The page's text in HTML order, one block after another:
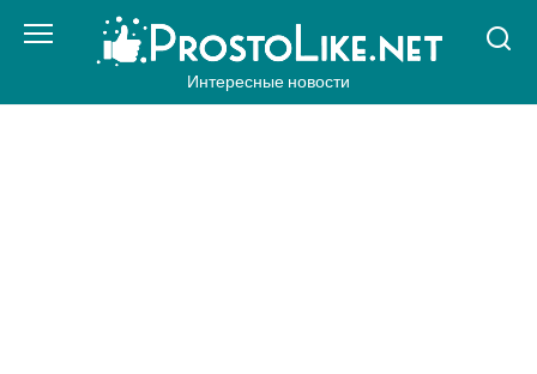
Интересные новости